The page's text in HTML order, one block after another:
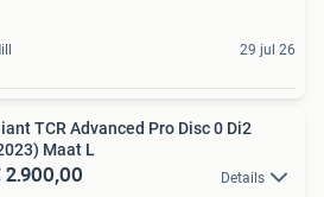
29 jul 26
TCR Advanced Pro Disc 0 Di2
Maat L
2.900,00 Details